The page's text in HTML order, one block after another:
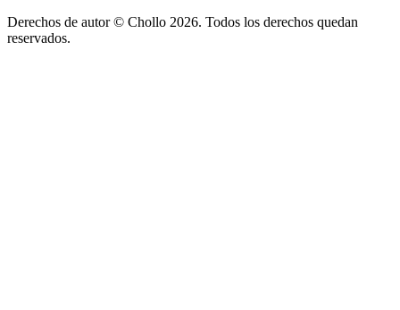
Derechos de autor © Chollo 2026. Todos los derechos quedan
reservados.